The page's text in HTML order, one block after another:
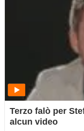
Terzo falò per
alcun video